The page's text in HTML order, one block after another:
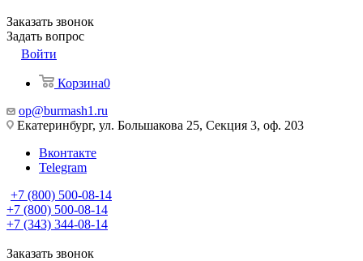
Заказать звонок
Задать вопрос
Войти
Корзина0
op@burmash1.ru
Екатеринбург, ул. Большакова 25, Секция 3, оф. 203
Вконтакте
Telegram
+7 (800) 500-08-14
+7 (800) 500-08-14
+7 (343) 344-08-14
Заказать звонок